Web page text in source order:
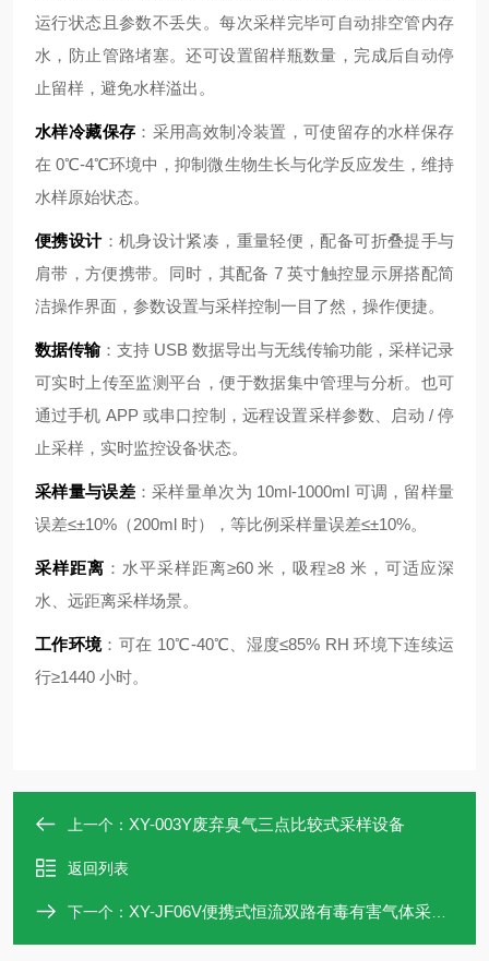
运行状态且参数不丢失。每次采样完毕可自动排空管内存
水，防止管路堵塞。还可设置留样瓶数量，完成后自动停
止留样，避免水样溢出。
水样冷藏保存 ：采用高效制冷装置，可使留存的水样保存
在 0℃-4℃环境中，抑制微生物生长与化学反应发生，维持
水样原始状态。
便携设计：机身设计紧凑，重量轻便，配备可折叠提手与
肩带，方便携带。同时，其配备 7 英寸触控显示屏搭配简
洁操作界面，参数设置与采样控制一目了然，操作便捷。
数据传输：支持 USB 数据导出与无线传输功能，采样记录
可实时上传至监测平台，便于数据集中管理与分析。也可
通过手机 APP 或串口控制，远程设置采样参数、启动 / 停
止采样，实时监控设备状态。
采样量与误差：采样量单次为 10ml-1000ml 可调，留样量
误差≤±10%（200ml 时），等比例采样量误差≤±10%。
采样距离 ：水平采样距离≥60 米，吸程≥8 米，可适应深
水、远距离采样场景。
工作环境：可在 10℃-40℃、湿度≤85% RH 环境下连续运
行≥1440 小时。
上一个： XY-003Y废弃臭气三点比较式采样设备
返回列表
下一个： XY-JF06V便携式恒流双路有毒有害气体采样器